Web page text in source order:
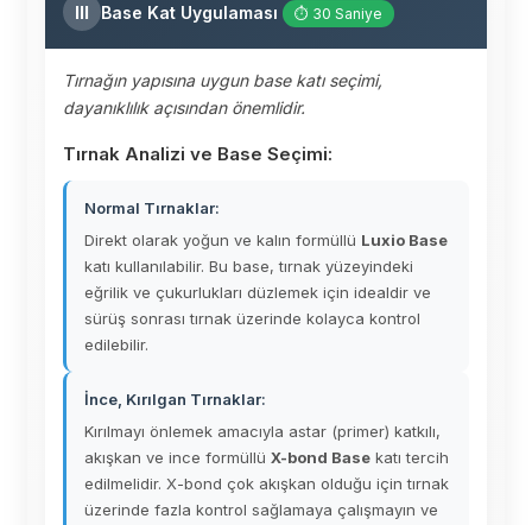
III Base Kat Uygulaması ⏱ 30 Saniye
Tırnağın yapısına uygun base katı seçimi,
dayanıklılık açısından önemlidir.
Tırnak Analizi ve Base Seçimi:
Normal Tırnaklar:
Direkt olarak yoğun ve kalın formüllü Luxio Base
katı kullanılabilir. Bu base, tırnak yüzeyindeki
eğrilik ve çukurlukları düzlemek için idealdir ve
sürüş sonrası tırnak üzerinde kolayca kontrol
edilebilir.
İnce, Kırılgan Tırnaklar:
Kırılmayı önlemek amacıyla astar (primer) katkılı,
akışkan ve ince formüllü X-bond Base katı tercih
edilmelidir. X-bond çok akışkan olduğu için tırnak
üzerinde fazla kontrol sağlamaya çalışmayın ve